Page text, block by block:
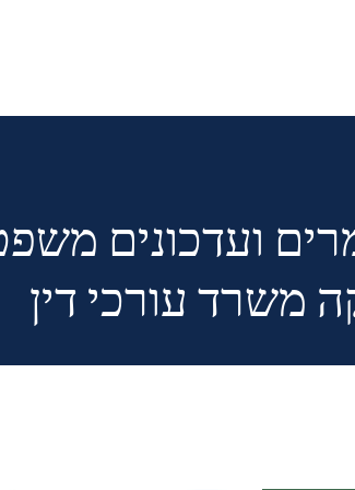
ועדכונים
משרד עורכי דין